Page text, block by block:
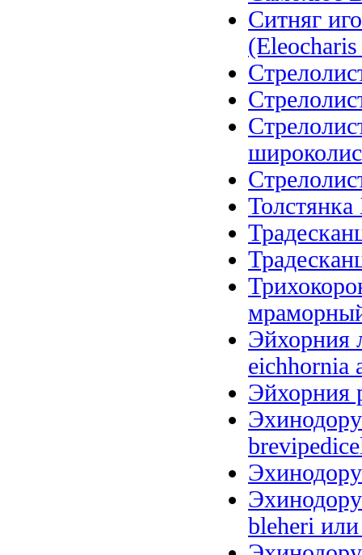
Ситняг
Эйхорния
eichhornia
Эйхорния
bleheri